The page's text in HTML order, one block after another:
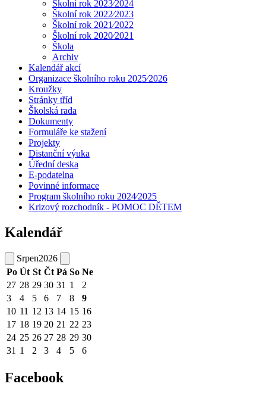
Školní rok 2023⁄2024
Školní rok 2022⁄2023
Školní rok 2021⁄2022
Školní rok 2020⁄2021
Škola
Archiv
Kalendář akcí
Organizace školního roku 2025⁄2026
Kroužky
Stránky tříd
Školská rada
Dokumenty
Formuláře ke stažení
Projekty
Distanční výuka
Úřední deska
E-podatelna
Povinné informace
Program školního roku 2024⁄2025
Krizový rozchodník - POMOC DĚTEM
Kalendář
Srpen2026
Po Út St Čt Pá So Ne
27 28 29 30 31 1
2
3
4 5 6 7 8
9
10 11 12 13 14 15 16
17 18 19 20 21 22 23
24 25 26 27 28 29 30
31 1 2 3 4 5 6
Facebook